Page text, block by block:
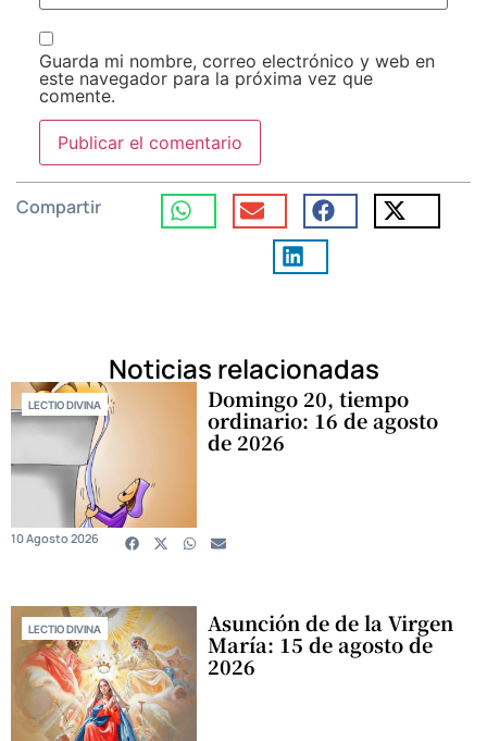
Guarda mi nombre, correo electrónico y web en
este navegador para la próxima vez que
comente.
Compartir
Noticias relacionadas
LECTIO DIVINA Domingo 20, tiempo
ordinario: 16 de agosto
de 2026
10 Agosto 2026
LECTIO DIVINA Asunción de de la Virgen
María: 15 de agosto de
2026